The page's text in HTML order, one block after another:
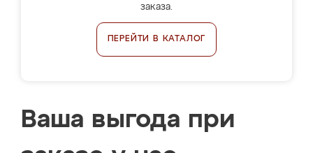
заказа.
ПЕРЕЙТИ В КАТАЛОГ
Ваша выгода при